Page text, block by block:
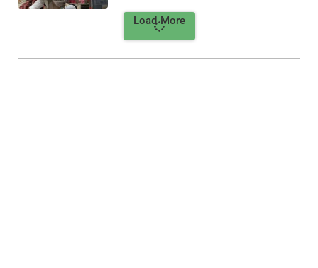
Load More